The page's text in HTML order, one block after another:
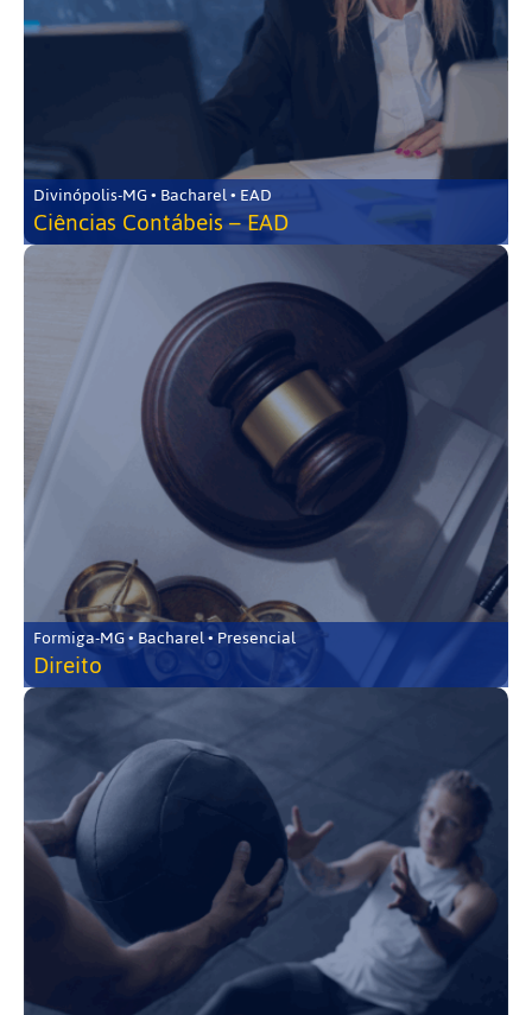
Divinópolis-MG • Bacharel • EAD
Ciências Contábeis – EAD
Formiga-MG • Bacharel • Presencial
Direito